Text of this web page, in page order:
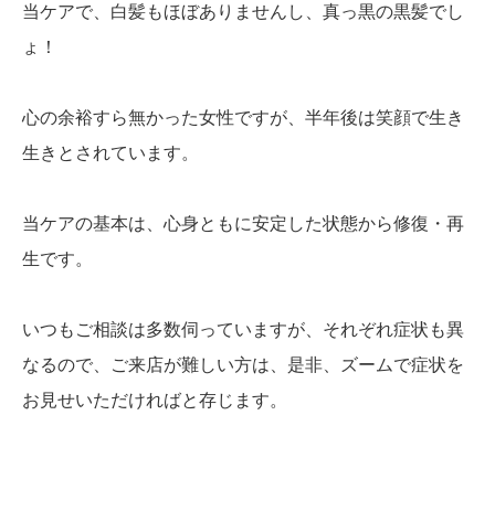
当ケアで、白髪もほぼありませんし、真っ黒の黒髪でし
ょ！
心の余裕すら無かった女性ですが、半年後は笑顔で生き
生きとされています。
当ケアの基本は、心身ともに安定した状態から修復・再
生です。
いつもご相談は多数伺っていますが、それぞれ症状も異
なるので、ご来店が難しい方は、是非、ズームで症状を
お見せいただければと存じます。